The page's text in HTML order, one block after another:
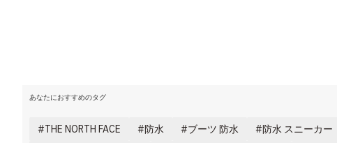
あなたにおすすめのタグ
THE NORTH FACE 防水 ブーツ 防水 防水 スニーカー